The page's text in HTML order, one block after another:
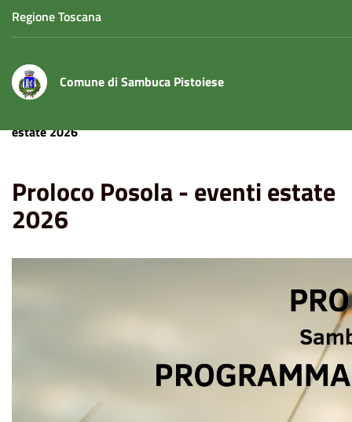
Regione Toscana
Comune di Sambuca Pistoiese
estate 2026
Proloco Posola - eventi estate
2026